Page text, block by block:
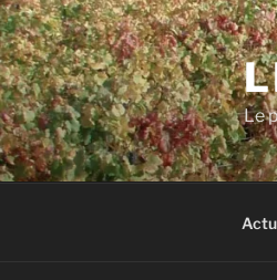
Aller
au
contenu
principal
Le